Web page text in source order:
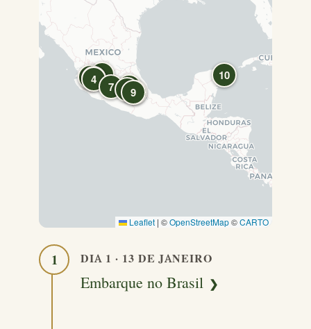
12
3
4
5
6
7 8
9
10
Leaflet | ©OpenStreetMap©CARTO
1 DIA 1 · 13 DE JANEIRO
Embarque no Brasil